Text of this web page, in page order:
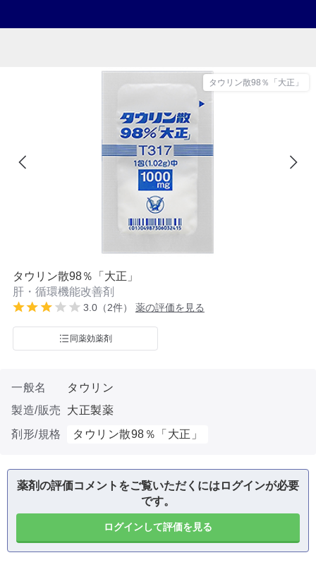
タウリン散98％「大正」
タウリン散98％「大正」
肝・循環機能改善剤
3.0（2件） 薬の評価を見る
同薬効薬剤
一般名
タウリン
製造/販売
大正製薬
剤形/規格
タウリン散98％「大正」
薬剤の評価コメントをご覧いただくにはログインが必要
です。
ログインして評価を見る